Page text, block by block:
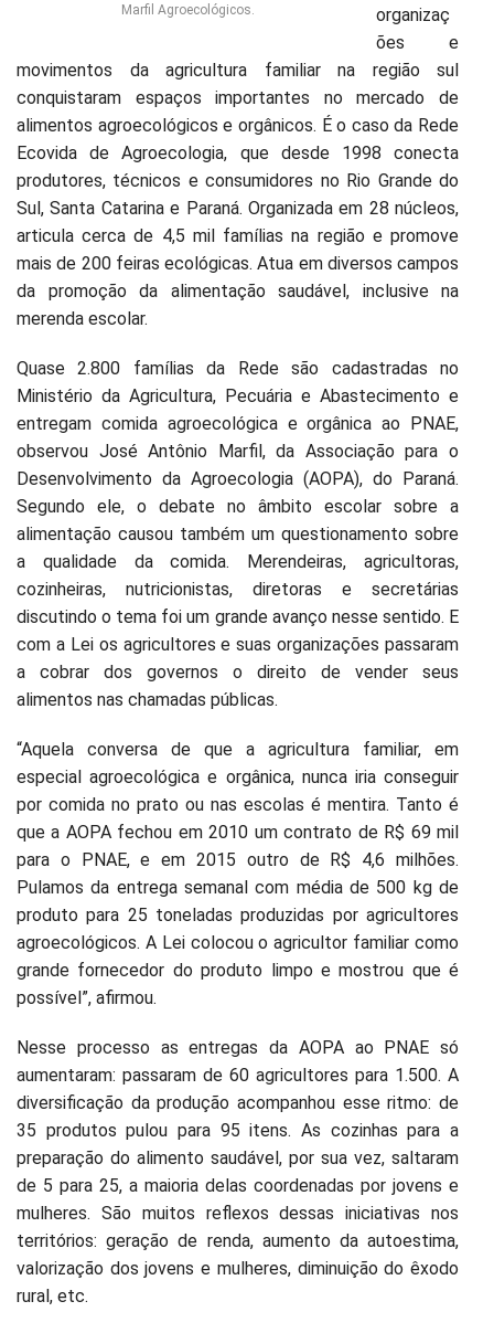
Marfil Agroecológicos.
organizaç
ões e
movimentos da agricultura familiar na região sul
conquistaram espaços importantes no mercado de
alimentos agroecológicos e orgânicos. É o caso da Rede
Ecovida de Agroecologia, que desde 1998 conecta
produtores, técnicos e consumidores no Rio Grande do
Sul, Santa Catarina e Paraná. Organizada em 28 núcleos,
articula cerca de 4,5 mil famílias na região e promove
mais de 200 feiras ecológicas. Atua em diversos campos
da promoção da alimentação saudável, inclusive na
merenda escolar.
Quase 2.800 famílias da Rede são cadastradas no
Ministério da Agricultura, Pecuária e Abastecimento e
entregam comida agroecológica e orgânica ao PNAE,
observou José Antônio Marfil, da Associação para o
Desenvolvimento da Agroecologia (AOPA), do Paraná.
Segundo ele, o debate no âmbito escolar sobre a
alimentação causou também um questionamento sobre
a qualidade da comida. Merendeiras, agricultoras,
cozinheiras, nutricionistas, diretoras e secretárias
discutindo o tema foi um grande avanço nesse sentido. E
com a Lei os agricultores e suas organizações passaram
a cobrar dos governos o direito de vender seus
alimentos nas chamadas públicas.
“Aquela conversa de que a agricultura familiar, em
especial agroecológica e orgânica, nunca iria conseguir
por comida no prato ou nas escolas é mentira. Tanto é
que a AOPA fechou em 2010 um contrato de R$ 69 mil
para o PNAE, e em 2015 outro de R$ 4,6 milhões.
Pulamos da entrega semanal com média de 500 kg de
produto para 25 toneladas produzidas por agricultores
agroecológicos. A Lei colocou o agricultor familiar como
grande fornecedor do produto limpo e mostrou que é
possível”, afirmou.
Nesse processo as entregas da AOPA ao PNAE só
aumentaram: passaram de 60 agricultores para 1.500. A
diversificação da produção acompanhou esse ritmo: de
35 produtos pulou para 95 itens. As cozinhas para a
preparação do alimento saudável, por sua vez, saltaram
de 5 para 25, a maioria delas coordenadas por jovens e
mulheres. São muitos reflexos dessas iniciativas nos
territórios: geração de renda, aumento da autoestima,
valorização dos jovens e mulheres, diminuição do êxodo
rural, etc.